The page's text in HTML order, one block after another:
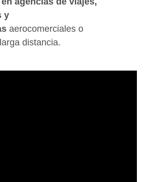
y
aerocomerciales o
distancia.